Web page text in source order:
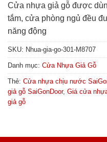
Cửa nhựa giả gỗ được
tắm, cửa phòng ngủ đều
năng động
SKU: Nhua-gia-go-301-M8707
Danh mục: Cửa Nhựa Giả Gỗ
Thẻ: Cửa nhựa chịu nước
giả gỗ SaiGonDoor, Giá cửa
giả gỗ